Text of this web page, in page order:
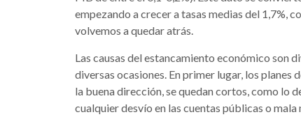
empezando a crecer a tasas medias del 1,7%,
volvemos a quedar atrás.
Las causas del estancamiento económico son
diversas ocasiones. En primer lugar, los
la buena dirección, se quedan cortos, como lo
cualquier desvío en las cuentas públicas o